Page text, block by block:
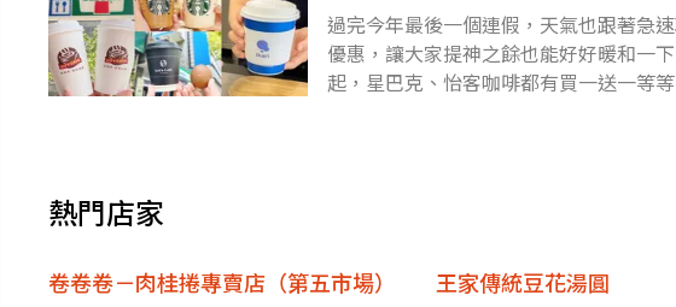
過完今年最後一個連假，天氣也跟著急
優惠，讓大家提神之餘也能好好暖和一
起，星巴克、怡客咖啡都有買一送一等
熱門店家
卷卷卷－肉桂捲專賣店（第五市場） 王家傳統豆花湯圓